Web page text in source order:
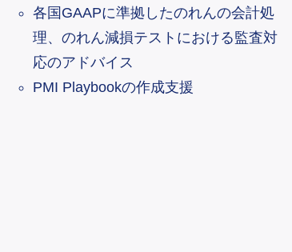
各国GAAPに準拠したのれんの会計処
理、のれん減損テストにおける監査対
応のアドバイス
PMI Playbookの作成支援